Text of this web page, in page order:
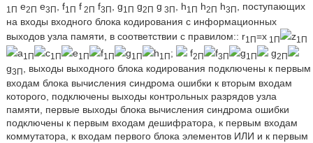
1П е2П е3П , f1П f 2П f3П , g1П g2П g 3П , h1П h2П h3П
, поступающих
на входы входного блока кодирования с информационных
выходов узла памяти, в соответствии с правилом:: r1П=x1П z1П
а1П с1П е1П f1П g1П h1П; f2П f3П g1П g2П
g3П
, выходы выходного блока кодирования подключены к первым
входам блока вычисления синдрома ошибки к вторым входам
которого, подключены выходы контрольных разрядов узла
памяти, первые выходы блока вычисления синдрома ошибки
подключены к первым входам дешифратора, к первым входам
коммутатора, к входам первого блока элементов ИЛИ и к первым